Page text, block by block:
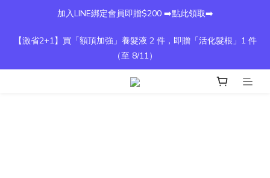
加入LINE綁定會員即贈$200 ➡️點此領取➡️
【激省2+1】買「額頂加強」養髮液 2 件，即贈「活化髮根」1 件
（至 8/11）